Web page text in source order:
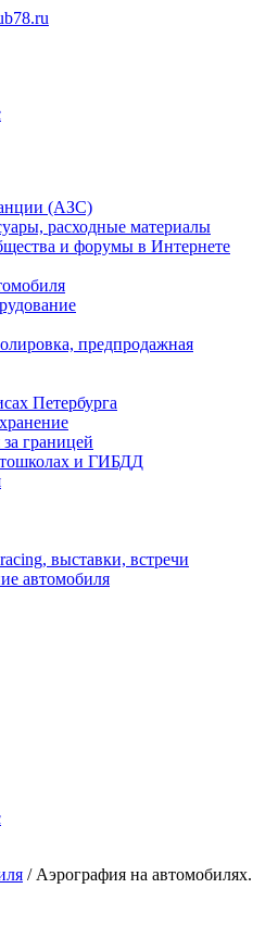
(АЗС)
расходные материалы
и форумы в Интернете
предпродажная
Петербурга
границей
и ГИБДД
выставки, встречи
автомобиля
/ Аэрография на автомобилях.